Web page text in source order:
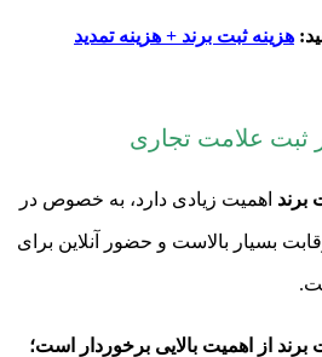
هزینه ثبت برند + هزینه تمدید
ثبت علامت تجاری
برند اهمیت زیادی دارد، به خصوص در
بسیار بالاست و حضور آنلاین برای
از اهمیت بالایی برخوردار است؛